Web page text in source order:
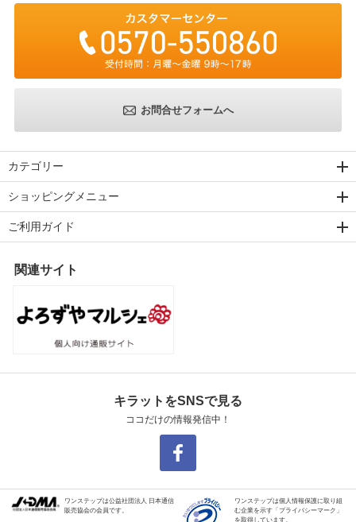
お問合せフォームへ
カテゴリー
ショッピングメニュー
ご利用ガイド
関連サイト
キラットをSNSで見る
ココだけの情報発信中！
ワンステップは公益社団法人 日本通信
販売協会の会員です。
ワンステップは個人情報保護に取り組
む企業を示す「プライバシーマーク」
を取得しています。